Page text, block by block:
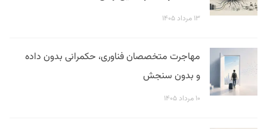
۱۳ مرداد ۱۴۰۵
مهاجرت متخصصان فناوری، حکمرانی بدون داده
و بدون سنجش
۱۰ مرداد ۱۴۰۵